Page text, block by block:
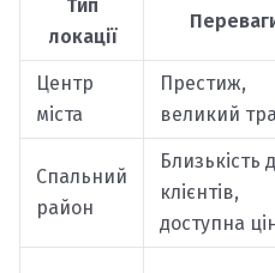
Тип
локації
Центр
міста
Престиж,
великий
Спальний
район
Близькість
клієнтів,
доступна